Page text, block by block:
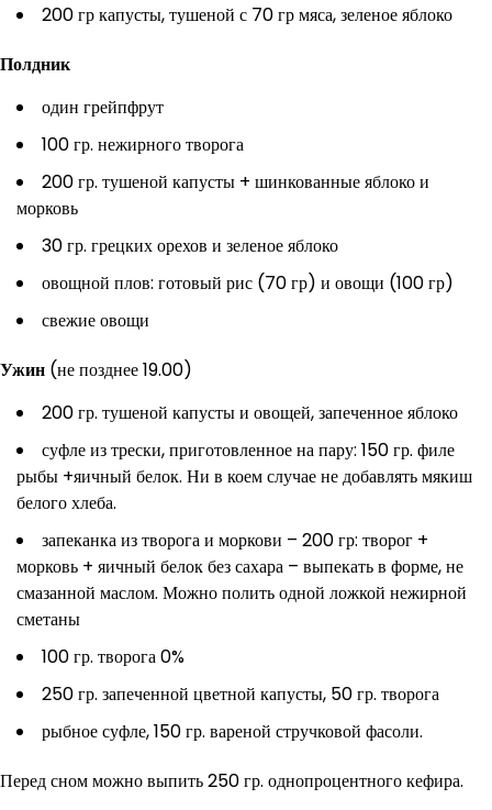
200 гр капусты, тушеной с 70 гр мяса, зеленое яблоко
Полдник
один грейпфрут
100 гр. нежирного творога
200 гр. тушеной капусты + шинкованные яблоко и
морковь
30 гр. грецких орехов и зеленое яблоко
овощной плов: готовый рис (70 гр) и овощи (100 гр)
свежие овощи
Ужин (не позднее 19.00)
200 гр. тушеной капусты и овощей, запеченное яблоко
суфле из трески, приготовленное на пару: 150 гр. филе
рыбы +яичный белок. Ни в коем случае не добавлять мякиш
белого хлеба.
запеканка из творога и моркови – 200 гр: творог +
морковь + яичный белок без сахара – выпекать в форме, не
смазанной маслом. Можно полить одной ложкой нежирной
сметаны
100 гр. творога 0%
250 гр. запеченной цветной капусты, 50 гр. творога
рыбное суфле, 150 гр. вареной стручковой фасоли.
Перед сном можно выпить 250 гр. однопроцентного кефира.